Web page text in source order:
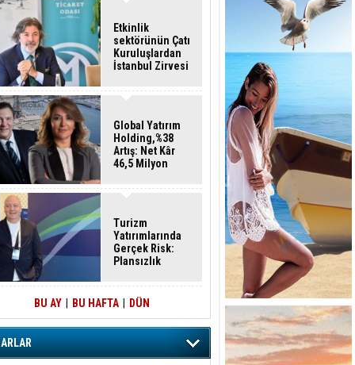
Etkinlik
sektörünün Çatı
Kuruluşlardan
İstanbul Zirvesi
Global Yatırım
Holding,%38
Artış: Net Kâr
46,5 Milyon
Turizm
Yatırımlarında
Gerçek Risk:
Plansızlık
BU AY BU HAFTA DÜN